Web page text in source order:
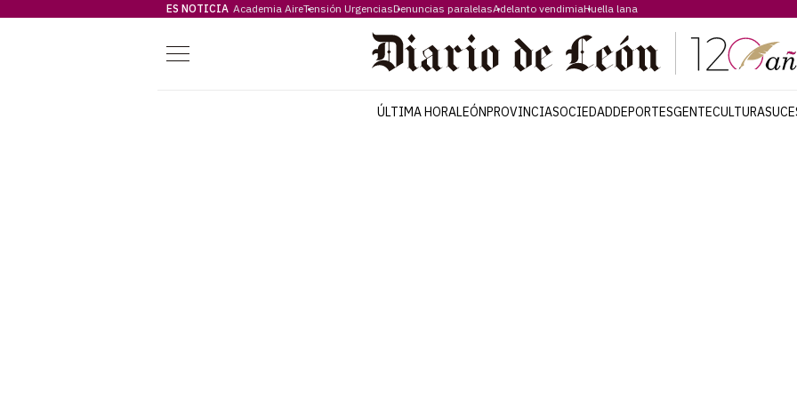
ES NOTICIA Academia AireTensión UrgenciasDenuncias paralelasAdelanto vendimiaHuella lana
Menú
ÚLTIMA HORALEÓNPROVINCIASOCIEDADDEPORTESGENTECULTURA